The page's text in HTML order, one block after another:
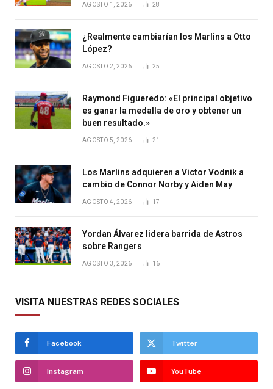
AGOSTO 1, 2026 28
¿Realmente cambiarían los Marlins a Otto
López?
AGOSTO 2, 2026 25
Raymond Figueredo: «El principal objetivo
es ganar la medalla de oro y obtener un
buen resultado.»
AGOSTO 5, 2026 21
Los Marlins adquieren a Victor Vodnik a
cambio de Connor Norby y Aiden May
AGOSTO 4, 2026 17
Yordan Álvarez lidera barrida de Astros
sobre Rangers
AGOSTO 3, 2026 16
VISITA NUESTRAS REDES SOCIALES
Facebook Twitter
Instagram YouTube